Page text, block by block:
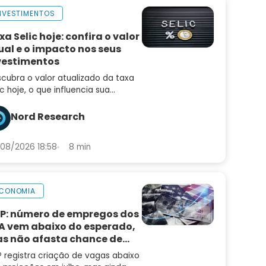
Selic hoje: confira o valor
e o impacto nos seus
o valor atualizado da taxa
hoje, o que influencia sua
empréstimos e a
brasileira
Nord Research
2026 18:58 8 min
número de empregos dos
vem abaixo do esperado,
não afasta chance de
de juros
registra criação de vagas abaixo